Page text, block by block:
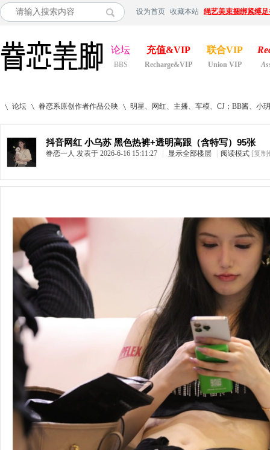
设为首页 收藏本站 绳艺美束捆绑紧缚
论坛
BBS
充值&VIP
Recharge&VIP
联合VIP
Union VIP
论坛
›
眷恋系原创作者作品公映
›
明星、网红、主播、车模、CJ；BB酱、小
抖音网红 小乌苏 黑色热裤+透明高跟（含特写）95张
眷恋一人 发表于 2026-6-16 15:11:27 显示全部楼层 阅读模式 [复